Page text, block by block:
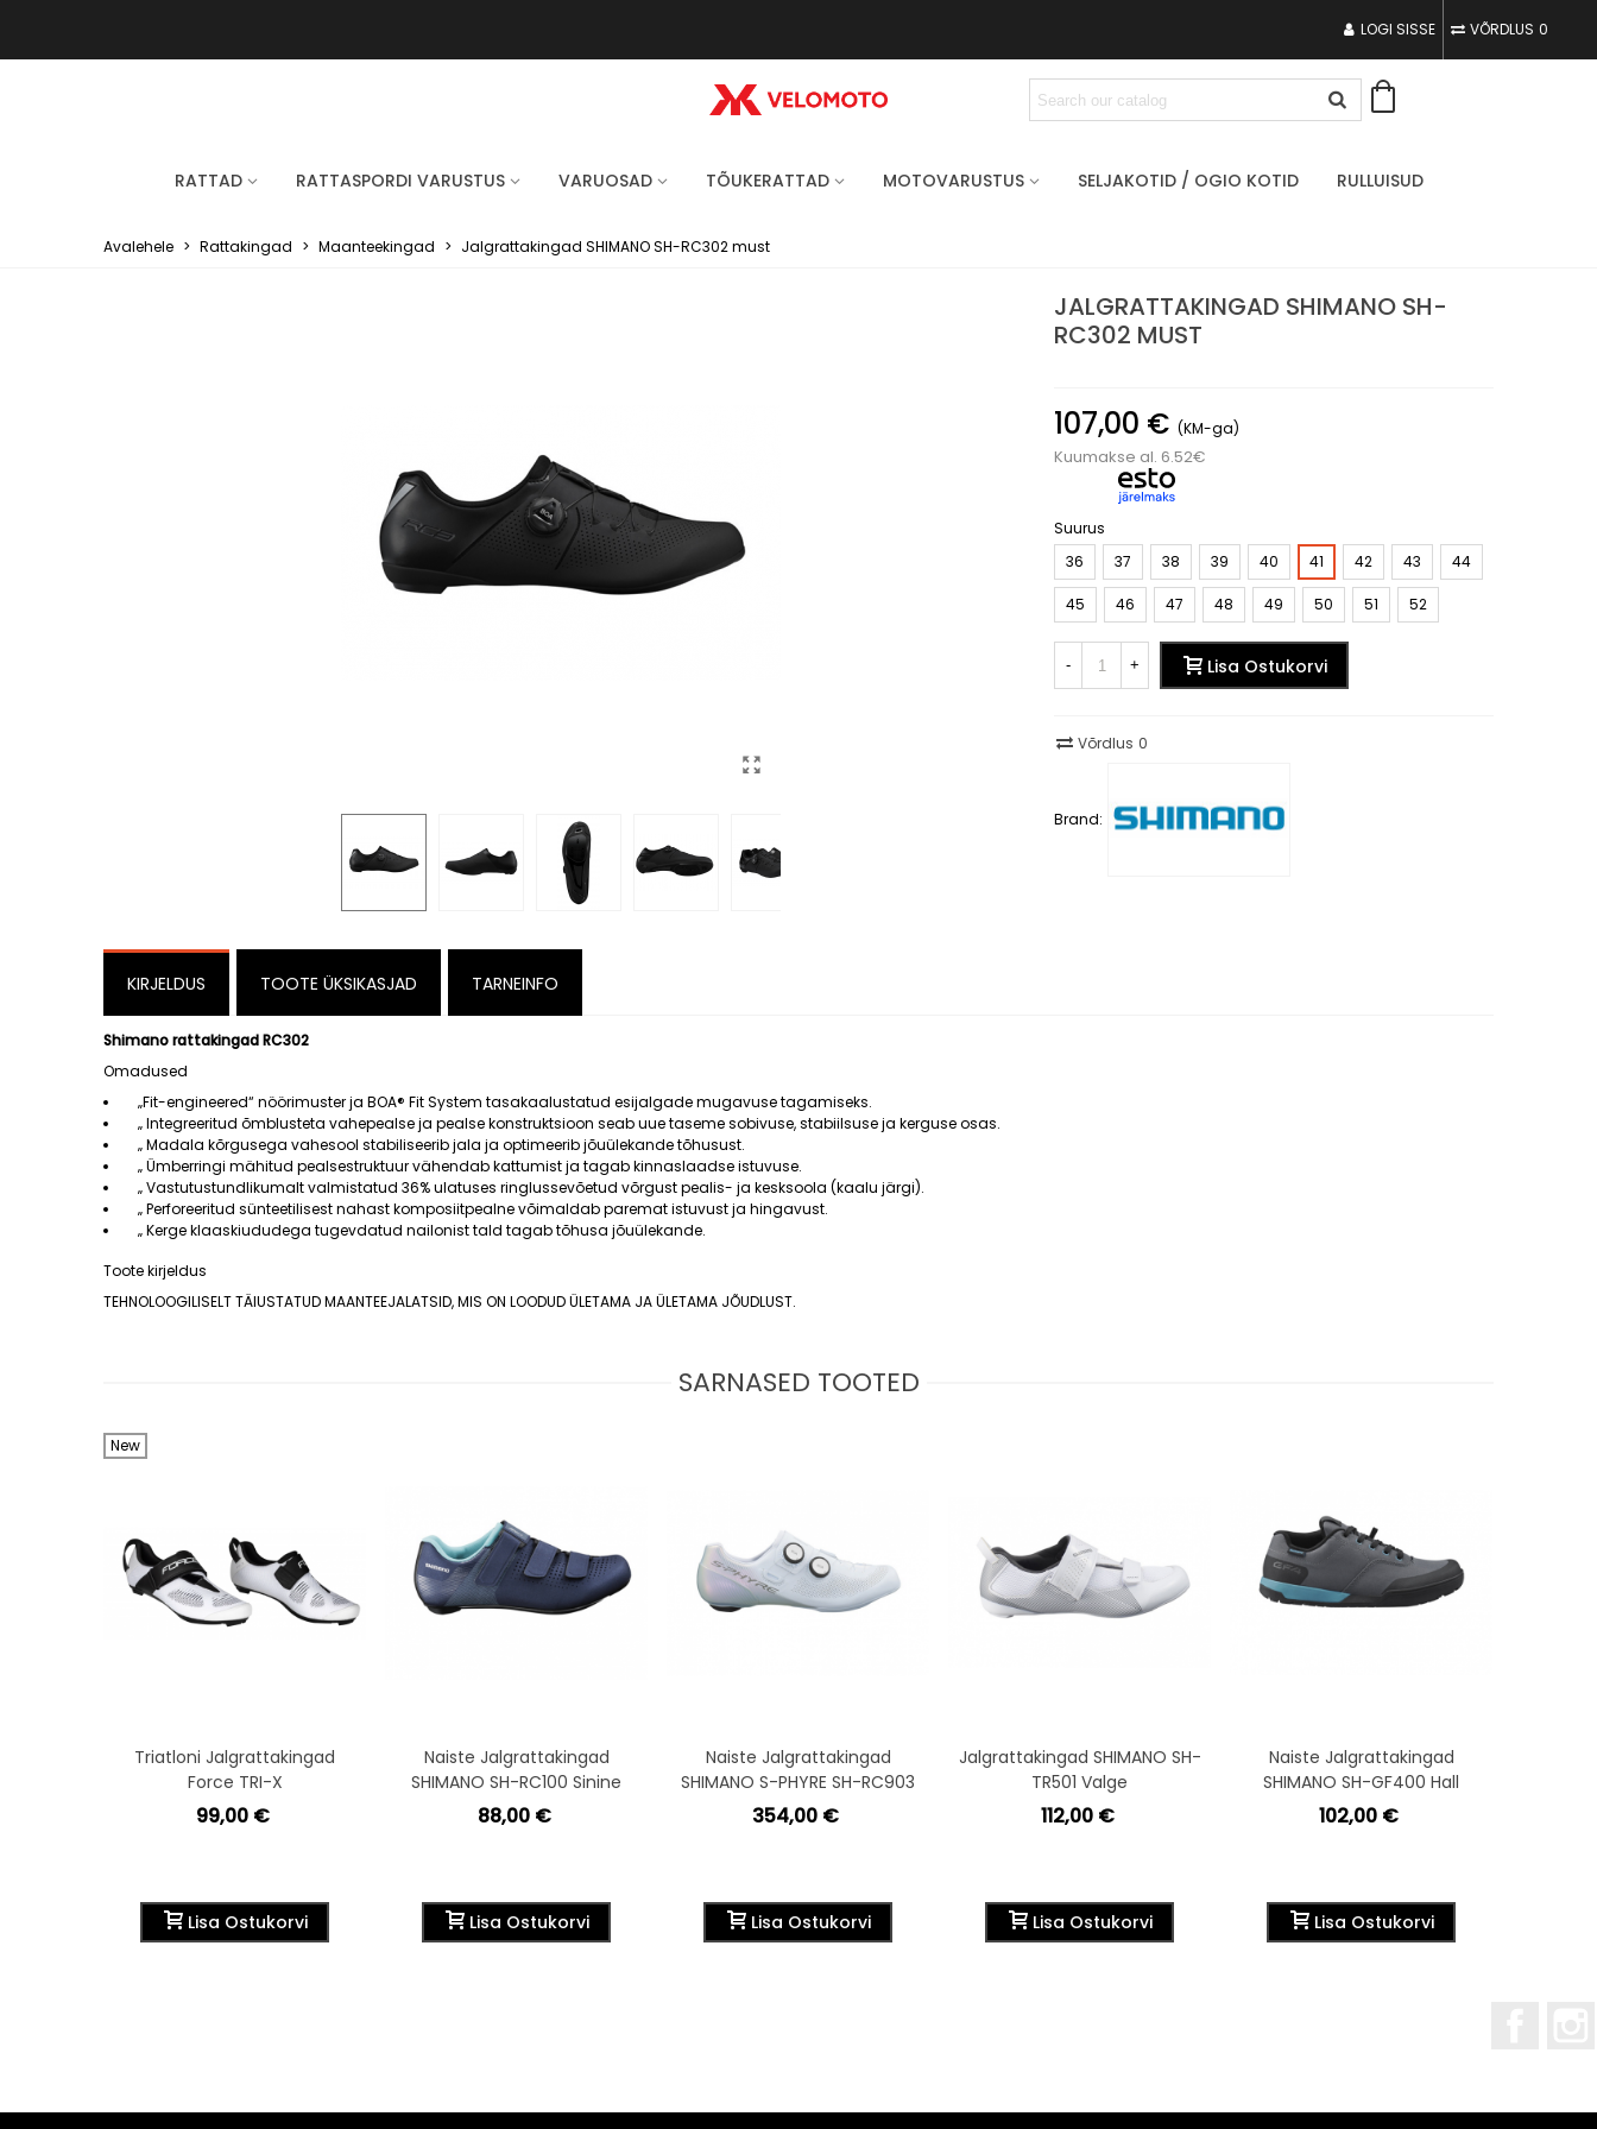
LOGI SISSE VÕRDLUS 0
RATTAD RATTASPORDI VARUSTUS VARUOSAD TÕUKERATTAD MOTOVARUSTUS SELJAKOTID / OGIO KOTID RULLUISUD
Avalehele > Rattakingad > Maanteekingad > Jalgrattakingad SHIMANO SH-RC302 must
JALGRATTAKINGAD SHIMANO SH-
RC302 MUST
107,00 € (KM-ga)
Kuumakse al. 6.52€
Suurus
36
37 38 39 40 41 42 43 44
45 46 47 48 49 50 51 52
- + Lisa Ostukorvi
Võrdlus 0
Brand:
KIRJELDUS TOOTE ÜKSIKASJAD TARNEINFO
Shimano rattakingad RC302
Omadused
„Fit-engineered“ nöörimuster ja BOA® Fit System tasakaalustatud esijalgade mugavuse tagamiseks.
„ Integreeritud õmblusteta vahepealse ja pealse konstruktsioon seab uue taseme sobivuse, stabiilsuse ja kerguse osas.
„ Madala kõrgusega vahesool stabiliseerib jala ja optimeerib jõuülekande tõhusust.
„ Ümberringi mähitud pealsestruktuur vähendab kattumist ja tagab kinnaslaadse istuvuse.
„ Vastutustundlikumalt valmistatud 36% ulatuses ringlussevõetud võrgust pealis- ja kesksoola (kaalu järgi).
„ Perforeeritud sünteetilisest nahast komposiitpealne võimaldab paremat istuvust ja hingavust.
„ Kerge klaaskiududega tugevdatud nailonist tald tagab tõhusa jõuülekande.
Toote kirjeldus
TEHNOLOOGILISELT TÄIUSTATUD MAANTEEJALATSID, MIS ON LOODUD ÜLETAMA JA ÜLETAMA JÕUDLUST.
SARNASED TOOTED
New
Triatloni Jalgrattakingad
Force TRI-X
99,00 €
Lisa Ostukorvi
Naiste Jalgrattakingad
SHIMANO SH-RC100 Sinine
88,00 €
Lisa Ostukorvi
Naiste Jalgrattakingad
SHIMANO S-PHYRE SH-RC903
Valge
354,00 €
Lisa Ostukorvi
Jalgrattakingad SHIMANO SH-
TR501 Valge
112,00 €
Lisa Ostukorvi
Naiste Jalgrattakingad
SHIMANO SH-GF400 Hall
102,00 €
Lisa Ostukorvi